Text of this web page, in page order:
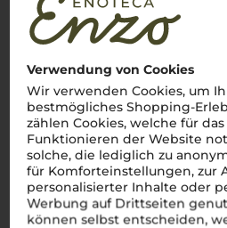
Verwendung von Cookies
Wir verwenden Cookies, um
bestmögliches Shopping-
zählen Cookies, welche für
Funktionieren der Website
solche, die lediglich zu
für Komforteinstellungen, zur
personalisierter Inhalte oder
Werbung auf Drittseiten
können selbst entscheiden,
Fruchtige, kraftvolle Weine mit
süditalienischer Note
Süden Italiens, wo die
verwurzelt ist wie die alten
golden scheint und der
findet, entstehen Weine, die
das Land selbst. Von Salento bis
das Herzstück für autochthone
Negroamaro. Ein Primitivo di
seiner kräftigen Struktur und den
er Geschichten von warmen
der Macchia. Diese Weine, die
unverkennbare Mineralität in sich